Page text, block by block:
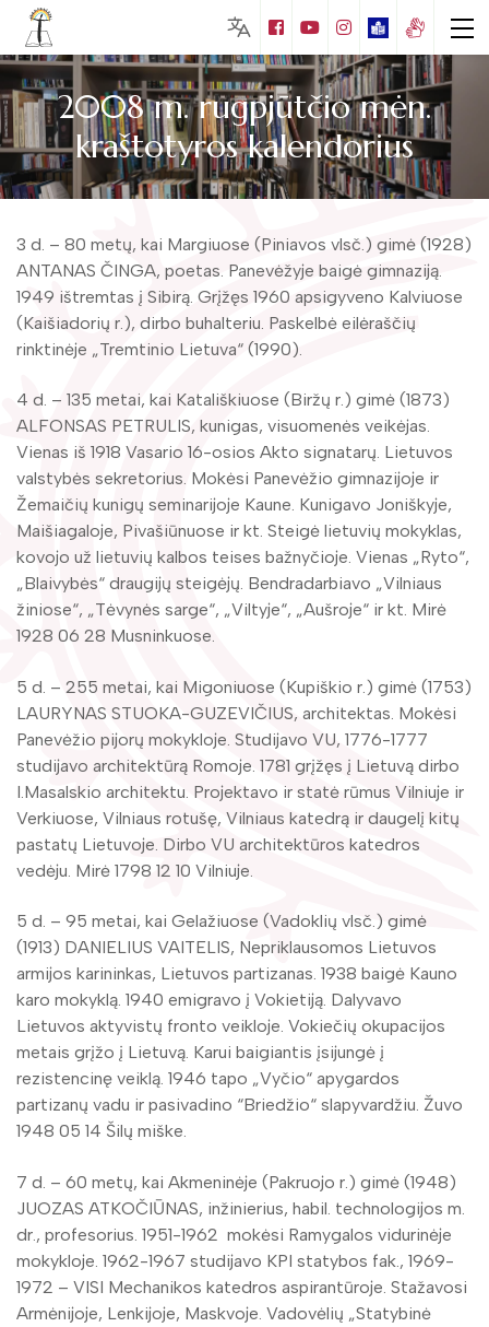
Lankytojams
Biblioteka visiems
Nemokamos paslaugos
Mokamos paslaugos
Edukacijos
Mokymai
Duomenų bazės
Gaunami periodiniai leidiniai
Tarpbibliotekinis abonementas
Knygomatai
Internetas
Klubai
Puziniškio muziejus (Gabrielės Petkevičaitės
– Bitės gimtinė)
Juozo Tumo – Vaižganto ir knygnešių
muziejus
Mato Grigonio literatūrinis muziejus
Kalbininko Juozo Balčikonio atminimo
kambarys
Vaikų literatūros skaitykla
Apie Matą Grigonį
Naujos knygos
Renginiai
Kraštotyros leidiniai
Bibliotekos leidiniai
Kraštotyros kalendorius
Žymūs kraštiečiai
Literatų klubas „Polėkis“
Interaktyvi kelionė
Gabrielės Petkevičaitės-Bitės literatūrinė
Bibliotekos 70-metis
Virtuali biblioteka
Foto galerija
Virtualios galerijos
2008 m. rugpjūtčio mėn.
kraštotyros kalendorius
3 d. – 80 metų, kai Margiuose (Piniavos vlsč.) gimė (1928)
ANTANAS ČINGA, poetas. Panevėžyje baigė gimnaziją.
1949 ištremtas į Sibirą. Grįžęs 1960 apsigyveno Kalviuose
(Kaišiadorių r.), dirbo buhalteriu. Paskelbė eilėraščių
rinktinėje „Tremtinio Lietuva“ (1990).
4 d. – 135 metai, kai Katališkiuose (Biržų r.) gimė (1873)
ALFONSAS PETRULIS, kunigas, visuomenės veikėjas.
Vienas iš 1918 Vasario 16-osios Akto signatarų. Lietuvos
valstybės sekretorius. Mokėsi Panevėžio gimnazijoje ir
Žemaičių kunigų seminarijoje Kaune. Kunigavo Joniškyje,
Maišiagaloje, Pivašiūnuose ir kt. Steigė lietuvių mokyklas,
kovojo už lietuvių kalbos teises bažnyčioje. Vienas „Ryto“,
„Blaivybės“ draugijų steigėjų. Bendradarbiavo „Vilniaus
žiniose“, „Tėvynės sarge“, „Viltyje“, „Aušroje“ ir kt. Mirė
1928 06 28 Musninkuose.
5 d. – 255 metai, kai Migoniuose (Kupiškio r.) gimė (1753)
LAURYNAS STUOKA-GUZEVIČIUS, architektas. Mokėsi
Panevėžio pijorų mokykloje. Studijavo VU, 1776-1777
studijavo architektūrą Romoje. 1781 grįžęs į Lietuvą dirbo
I.Masalskio architektu. Projektavo ir statė rūmus Vilniuje ir
Verkiuose, Vilniaus rotušę, Vilniaus katedrą ir daugelį kitų
pastatų Lietuvoje. Dirbo VU architektūros katedros
vedėju. Mirė 1798 12 10 Vilniuje.
5 d. – 95 metai, kai Gelažiuose (Vadoklių vlsč.) gimė
(1913) DANIELIUS VAITELIS, Nepriklausomos Lietuvos
armijos karininkas, Lietuvos partizanas. 1938 baigė Kauno
karo mokyklą. 1940 emigravo į Vokietiją. Dalyvavo
Lietuvos aktyvistų fronto veikloje. Vokiečių okupacijos
metais grįžo į Lietuvą. Karui baigiantis įsijungė į
rezistencinę veiklą. 1946 tapo „Vyčio“ apygardos
partizanų vadu ir pasivadino “Briedžio“ slapyvardžiu. Žuvo
1948 05 14 Šilų miške.
7 d. – 60 metų, kai Akmeninėje (Pakruojo r.) gimė (1948)
JUOZAS ATKOČIŪNAS, inžinierius, habil. technologijos m.
dr., profesorius. 1951-1962 mokėsi Ramygalos vidurinėje
mokykloje. 1962-1967 studijavo KPI statybos fak., 1969-
1972 – VISI Mechanikos katedros aspirantūroje. Stažavosi
Armėnijoje, Lenkijoje, Maskvoje. Vadovėlių „Statybinė